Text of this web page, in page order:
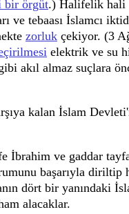
bir örgüt.) Halifelik hali
tebaası İslamcı
zorluk çekiyor. (3
elektrik ve su
akıl almaz suçlara
kalan İslam
İbrahim ve gaddar
başarıyla diriltip
dört bir yanındaki
alacaklar.